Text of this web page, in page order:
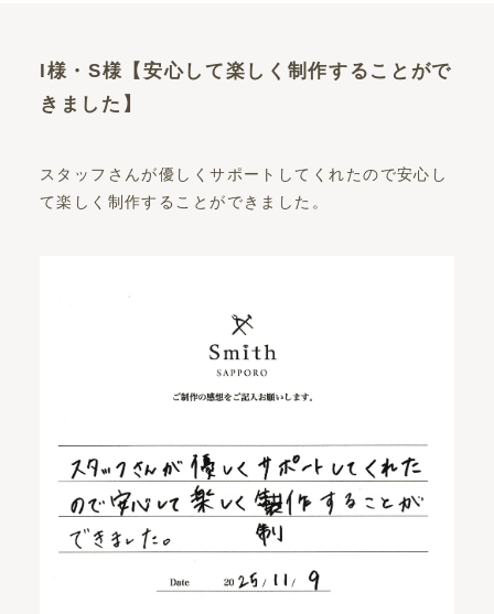
I様・S様【安心して楽しく制作することがで
きました】
スタッフさんが優しくサポートしてくれたので安心し
て楽しく制作することができました。